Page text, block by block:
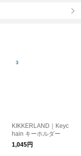
KIKKERLAND｜Keyc
hain キーホルダー
1,045円